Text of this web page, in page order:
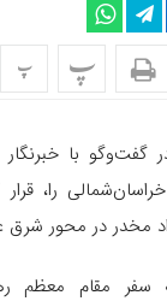
پ پ
گفت‌وگو با
را،
مخدر در محور شرق
سفر مقام معظم